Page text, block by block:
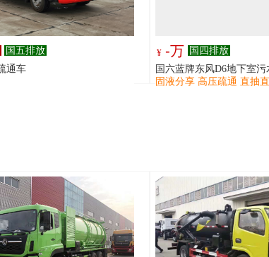
国五排放
通车
¥ -万 国四排放
国六蓝牌东风D6地下室
固液分享 高压疏通 直抽